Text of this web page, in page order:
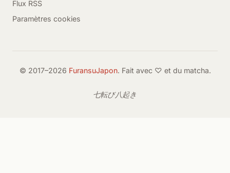
Flux RSS
Paramètres cookies
© 2017–2026 FuransuJapon. Fait avec ♡ et du matcha.
七転び八起き